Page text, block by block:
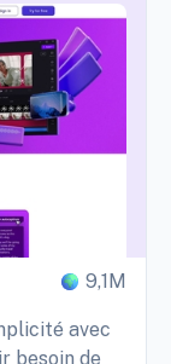
9,1M
avec
besoin de